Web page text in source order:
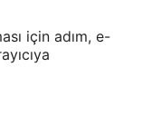
için adım, e-